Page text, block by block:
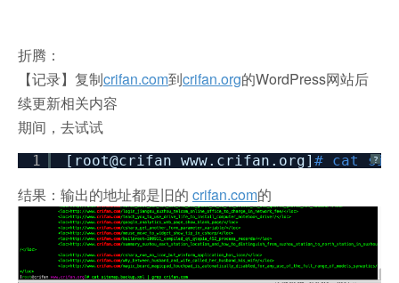
折腾：
【记录】复制crifan.com到crifan.org的WordPress网站后
续更新相关内容
期间， 去试试
?
1 [root@crifan www.crifan.org] # cat
结果：输出的地址都是旧的 crifan.com的